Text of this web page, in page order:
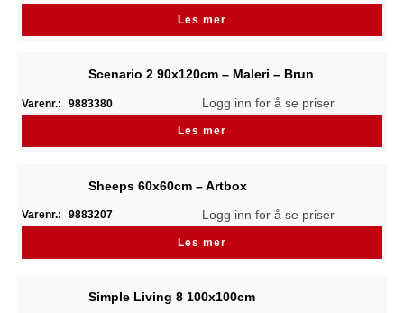
Les mer
Scenario 2 90x120cm – Maleri – Brun
Varenr.: 9883380 Logg inn for å se priser
Les mer
Sheeps 60x60cm – Artbox
Varenr.: 9883207 Logg inn for å se priser
Les mer
Simple Living 8 100x100cm